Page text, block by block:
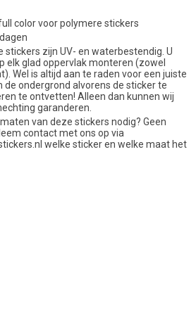
color voor polymere stickers
stickers zijn UV- en waterbestendig. U
elk glad oppervlak monteren (zowel
Wel is altijd aan te raden voor een juiste
de ondergrond alvorens de sticker te
te ontvetten! Alleen dan kunnen wij
garanderen.
van deze stickers nodig? Geen
contact met ons op via
welke sticker en welke maat het